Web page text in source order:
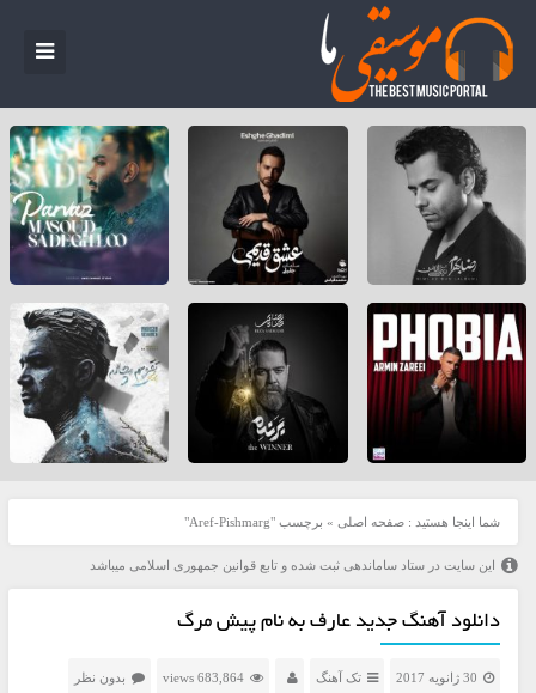
شما اینجا هستید : صفحه اصلی » برچسب "Aref-Pishmarg"
این سایت در ستاد ساماندهی ثبت شده و تابع قوانین جمهوری اسلامی میباشد
دانلود آهنگ جدید عارف به نام پیش مرگ
30 ژانویه 2017 تک آهنگ 683,864 views بدون نظر